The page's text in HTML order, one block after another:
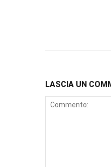
LASCIA UN